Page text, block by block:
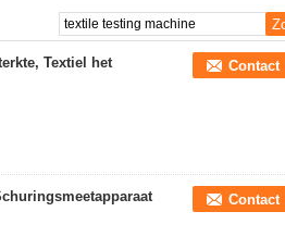
Textiel het
Contact
Contact